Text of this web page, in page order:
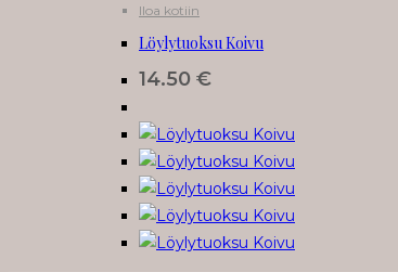
Iloa kotiin
Löylytuoksu Koivu
14.50 €